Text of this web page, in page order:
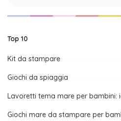
Top 10
Kit da stampare
Giochi da spiaggia
Lavoretti tema mare per bambini:
Giochi mare da stampare per